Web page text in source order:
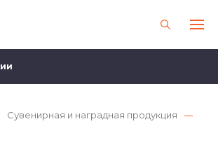
Сувенирная и наградная продукция